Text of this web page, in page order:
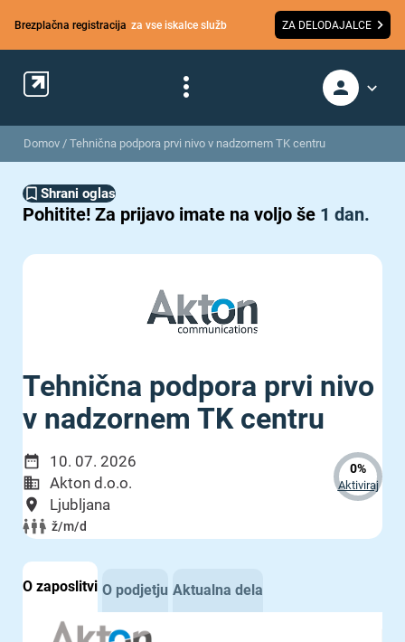
Brezplačna registracija za vse iskalce služb ZA DELODAJALCE
Domov / Tehnična podpora prvi nivo v nadzornem TK centru
Shrani oglas
Pohitite! Za prijavo imate na voljo še 1 dan.
Tehnična podpora prvi nivo
v nadzornem TK centru
10. 07. 2026
Akton d.o.o.
Ljubljana
ž/m/d
0%
Aktiviraj
O zaposlitvi O podjetju Aktualna dela